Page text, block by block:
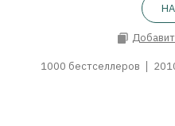
1000 бестселлеров